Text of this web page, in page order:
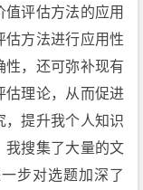
评估方法的应用
估方法进行应用性
性，还可弥补现有
估理论，从而促进
，提升我个人知识
我搜集了大量的文
步对选题加深了